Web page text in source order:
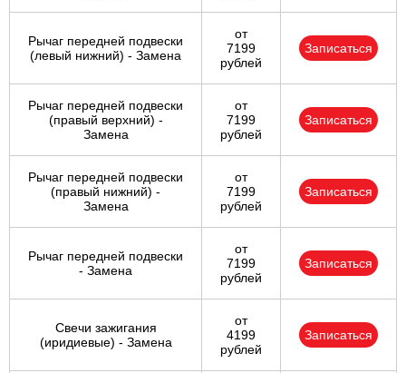
Рычаг передней подвески
(левый нижний) - Замена
от
7199
рублей
Записаться
Рычаг передней подвески
(правый верхний) -
Замена
от
7199
рублей
Записаться
Рычаг передней подвески
(правый нижний) -
Замена
от
7199
рублей
Записаться
Рычаг передней подвески
- Замена
от
7199
рублей
Записаться
Свечи зажигания
(иридиевые) - Замена
от
4199
рублей
Записаться